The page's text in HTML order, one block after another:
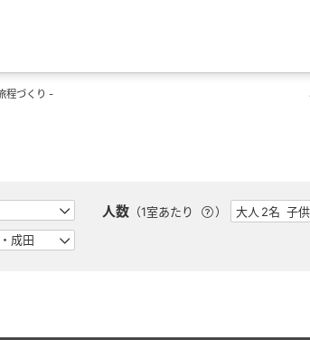
程づくり -
人数 （1室あたり ）